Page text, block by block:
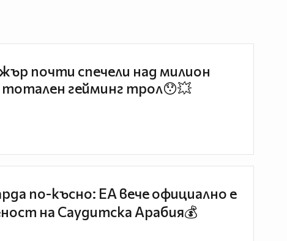
почти спечели над милион
тотален гейминг трол😯💥
по-късно: EA вече официално е
на Саудитска Арабия💰